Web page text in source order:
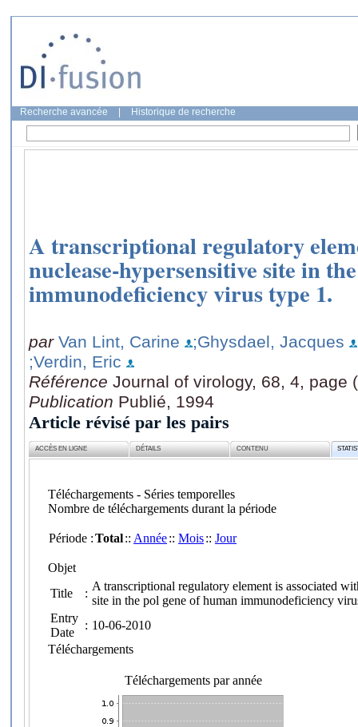
Recherche avancée Historique de recherche
A transcriptional regulatory
nuclease-hypersensitive site in
immunodeficiency virus type 1.
par Van Lint, Carine ;Ghysdael, Jacques
;Verdin, Eric
Référence Journal of virology, 68, 4, page
Publication Publié, 1994
Article révisé par les pairs
ACCÈS EN LIGNE DÉTAILS CONTENU